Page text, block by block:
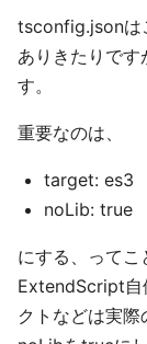
tsconfig.jsonは
ありきたりで
す。
重要なのは、
target: es3
noLib: true
にする、ってこ
ExtendScript自
クトなどは実